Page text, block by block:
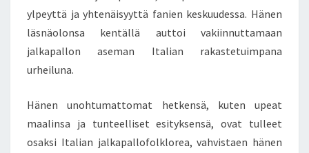
ylpeyttä ja yhtenäisyyttä fanien keskuudessa. Hänen
läsnäolonsa kentällä auttoi vakiinnuttamaan
jalkapallon aseman Italian rakastetuimpana
urheiluna.
Hänen unohtumattomat hetkensä, kuten upeat
maalinsa ja tunteelliset esityksensä, ovat tulleet
osaksi Italian jalkapallofolklorea, vahvistaen hänen